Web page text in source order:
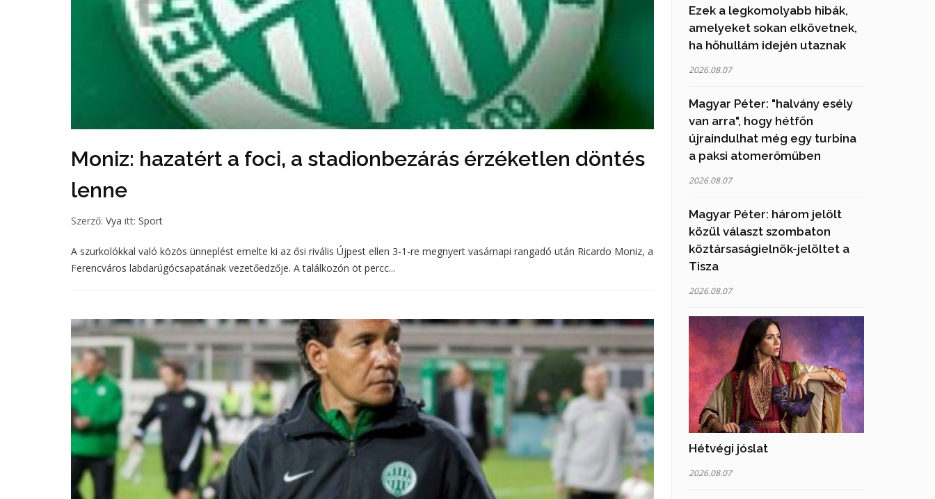
Moniz: hazatért a foci, a stadionbezárás érzéketlen döntés
lenne
Szerző: Vya itt: Sport
A szurkolókkal való közös ünneplést emelte ki az ősi rivális Újpest ellen 3-1-re megnyert vasárnapi rangadó után Ricardo Moniz, a
Ferencváros labdarúgócsapatának vezetőedzője. A találkozón öt percc...
Ezek a legkomolyabb hibák,
amelyeket sokan elkövetnek,
ha hőhullám idején utaznak
2026.08.07
Magyar Péter: "halvány esély
van arra", hogy hétfőn
újraindulhat még egy turbina
a paksi atomerőműben
2026.08.07
Magyar Péter: három jelölt
közül választ szombaton
köztársaságielnök-jelöltet a
Tisza
2026.08.07
Hétvégi jóslat
2026.08.07